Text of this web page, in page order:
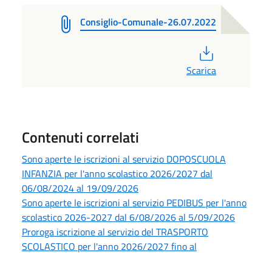
Consiglio-Comunale-26.07.2022
Scarica
Contenuti correlati
Sono aperte le iscrizioni al servizio DOPOSCUOLA
INFANZIA per l'anno scolastico 2026/2027 dal
06/08/2024 al 19/09/2026
Sono aperte le iscrizioni al servizio PEDIBUS per l'anno
scolastico 2026-2027 dal 6/08/2026 al 5/09/2026
Proroga iscrizione al servizio del TRASPORTO
SCOLASTICO per l'anno 2026/2027 fino al